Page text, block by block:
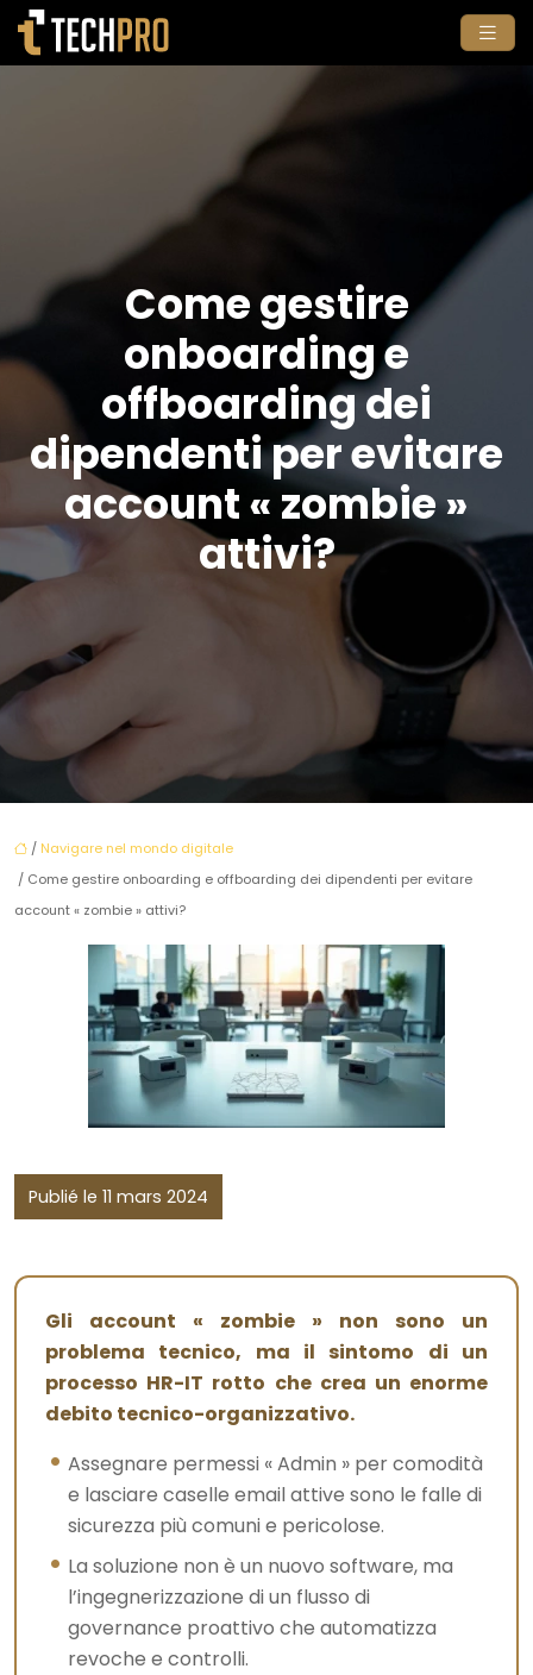
Come gestire
onboarding e
offboarding dei
dipendenti per evitare
account « zombie »
attivi?
/ Navigare nel mondo digitale
/ Come gestire onboarding e offboarding dei dipendenti per evitare
account « zombie » attivi?
Publié le 11 mars 2024
Gli account « zombie » non sono un
problema tecnico, ma il sintomo di un
processo HR-IT rotto che crea un enorme
debito tecnico-organizzativo.
Assegnare permessi « Admin » per comodità
e lasciare caselle email attive sono le falle di
sicurezza più comuni e pericolose.
La soluzione non è un nuovo software, ma
l’ingegnerizzazione di un flusso di
governance proattivo che automatizza
revoche e controlli.